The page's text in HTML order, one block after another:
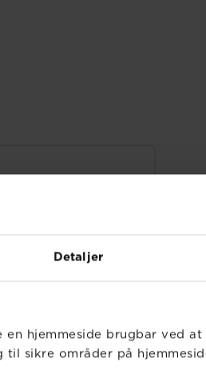
Detaljer
hjemmeside brugbar ved
sikre områder på